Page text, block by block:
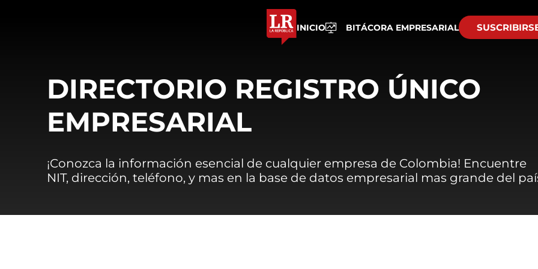
INICIO BITÁCORA EMPRESARIAL
DIRECTORIO REGISTRO ÚNICO
EMPRESARIAL
¡Conozca la información esencial de cualquier empresa de Colombia! Encuentre
NIT, dirección, teléfono, y mas en la base de datos empresarial mas grande del